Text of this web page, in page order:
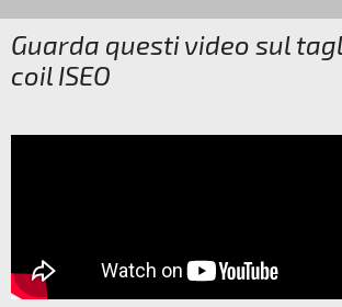
Guarda questi video sul
coil ISEO